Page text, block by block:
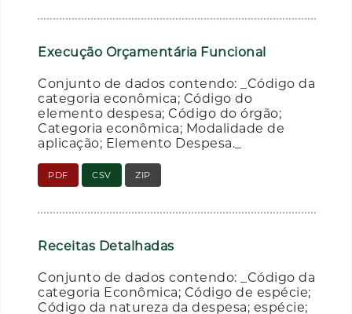
Execução Orçamentária Funcional
Conjunto de dados contendo: _Código da
categoria econômica; Código do
elemento despesa; Código do órgão;
Categoria econômica; Modalidade de
aplicação; Elemento Despesa._
PDF CSV ZIP
Receitas Detalhadas
Conjunto de dados contendo: _Código da
categoria Econômica; Código de espécie;
Código da natureza da despesa; espécie;